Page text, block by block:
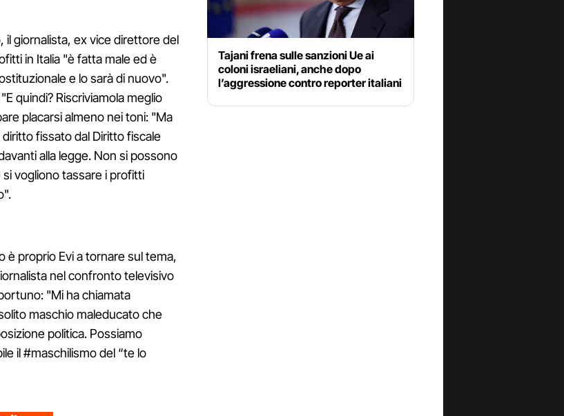
giornalista, ex vice direttore del
in Italia "è fatta male ed è
e lo sarà di nuovo".
quindi? Riscriviamola meglio
placarsi almeno nei toni: "Ma
fissato dal Diritto fiscale
alla legge. Non si possono
vogliono tassare i profitti
è proprio Evi a tornare sul tema,
nel confronto televisivo
"Mi ha chiamata
maschio maleducato che
politica. Possiamo
il #maschilismo del “te lo
Tajani frena sulle sanzioni Ue ai
coloni israeliani, anche dopo
l’aggressione contro reporter italiani